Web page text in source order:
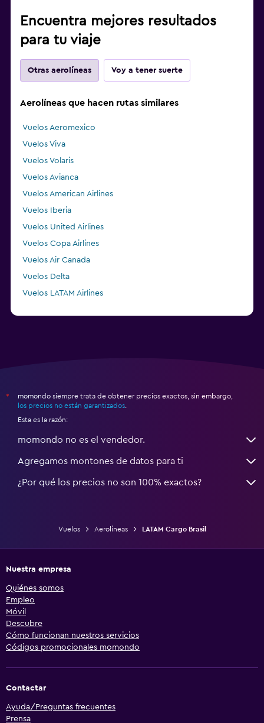
Encuentra mejores resultados
para tu viaje
Otras aerolíneas Voy a tener suerte
Aerolíneas que hacen rutas similares
Vuelos Aeromexico
Vuelos Viva
Vuelos Volaris
Vuelos Avianca
Vuelos American Airlines
Vuelos Iberia
Vuelos United Airlines
Vuelos Copa Airlines
Vuelos Air Canada
Vuelos Delta
Vuelos LATAM Airlines
*
momondo siempre trata de obtener precios exactos, sin embargo,
los precios no están garantizados
Esta es la razón:
momondo no es el vendedor.
Agregamos montones de datos para ti
¿Por qué los precios no son 100% exactos?
Vuelos Aerolíneas LATAM Cargo Brasil
Nuestra empresa
Quiénes somos
Empleo
Móvil
Descubre
Cómo funcionan nuestros servicios
Códigos promocionales momondo
Contactar
Ayuda/Preguntas frecuentes
Prensa